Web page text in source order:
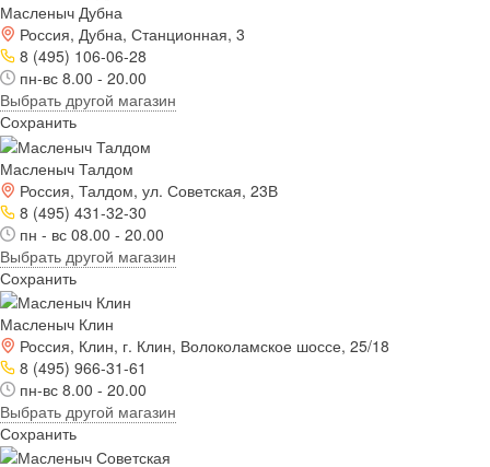
Масленыч Дубна
Россия, Дубна, Станционная, 3
8 (495) 106-06-28
пн-вс 8.00 - 20.00
Выбрать другой магазин
Сохранить
Масленыч Талдом
Россия, Талдом, ул. Советская, 23В
8 (495) 431-32-30
пн - вс 08.00 - 20.00
Выбрать другой магазин
Сохранить
Масленыч Клин
Россия, Клин, г. Клин, Волоколамское шоссе, 25/18
8 (495) 966-31-61
пн-вс 8.00 - 20.00
Выбрать другой магазин
Сохранить